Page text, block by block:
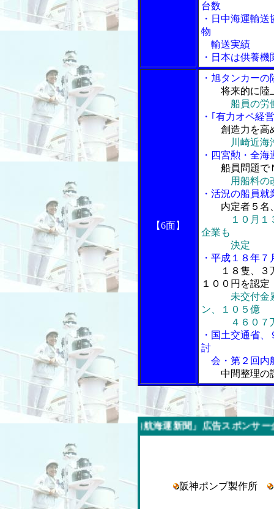
台数
・日中海運輸
物
輸送実績
・日本は供養
【6面】
・旭タンカー
将来的に陸
船員の労
・｢有力オペ経
創造力を高
川崎近
・四宮勲・全海
船員問題で
用船料の
・活況の船員
内定者５名
１０月
企業も
決定
・平成１８年
１８隻、
１００円を認定
未交付金
ン、１０５億
４６０７万
・国土交通省
討
会・第２回内
中間整理の
今週の「内航海運新聞」広告スポンサー企業
阪神ポンプ製作所